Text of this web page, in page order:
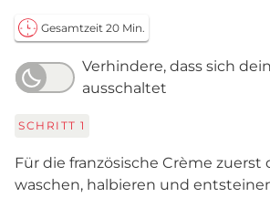
Gesamtzeit 20 Min.
Verhindere, dass sich
ausschaltet
SCHRITT 1
Für die französische Crème zuerst
waschen, halbieren und